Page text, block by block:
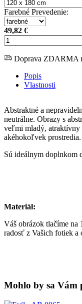
Farebné Prevedenie:
49,82 €
Doprava ZDARMA
Popis
Vlastnosti
Abstraktné a
neutrálne. Obrazy s
veľmi mladý, atraktívny
akéhokoľvek prostredia.
Sú ideálnym doplnkom
Materiál:
Váš obrázok tlačíme na
radosť z Vašich fotiek a
Mohlo by sa Vám